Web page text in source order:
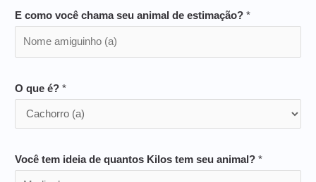
E como você chama seu animal de estimação? *
O que é? *
Você tem ideia de quantos Kilos tem seu animal? *